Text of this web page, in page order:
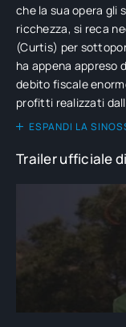
che la sua opera gli
ricchezza, si reca
(Curtis) per
ha appena appreso
debito fiscale
profitti realizzati
grado di saldare
alcuna speranza di
giovane Horowitz
ESPANDI LA
Trailer ufficiale